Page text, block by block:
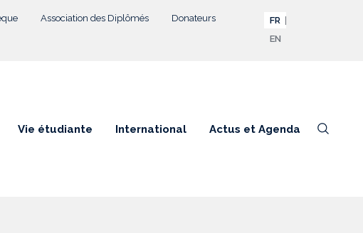
Association des Diplômés Donateurs
FR
EN
Vie étudiante International Actus et Agenda